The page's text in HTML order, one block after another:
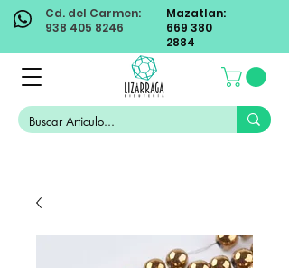
Cd. del Carmen:
938 405 8246
Mazatlan:
669 380
2884